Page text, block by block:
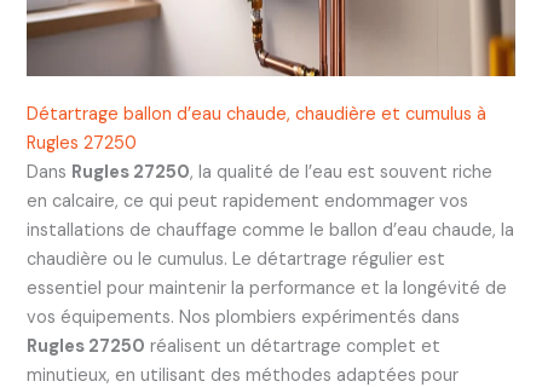
Détartrage ballon d’eau chaude, chaudière et cumulus à
Rugles 27250
Dans Rugles 27250, la qualité de l’eau est souvent riche
en calcaire, ce qui peut rapidement endommager vos
installations de chauffage comme le ballon d’eau chaude, la
chaudière ou le cumulus. Le détartrage régulier est
essentiel pour maintenir la performance et la longévité de
vos équipements. Nos plombiers expérimentés dans
Rugles 27250 réalisent un détartrage complet et
minutieux, en utilisant des méthodes adaptées pour